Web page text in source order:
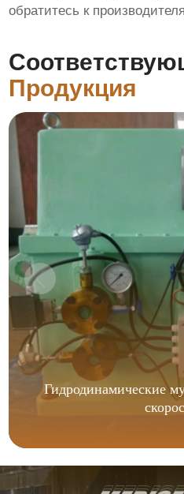
обратитесь к
Продукция
Гидродинамические